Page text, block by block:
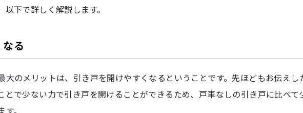
下で詳しく解説します。
る
大のメリットは、引き戸を開けやすくなるということです。先ほどもお伝えし
とで少ない力で引き戸を開けることができるため、戸車なしの引き戸に比べて